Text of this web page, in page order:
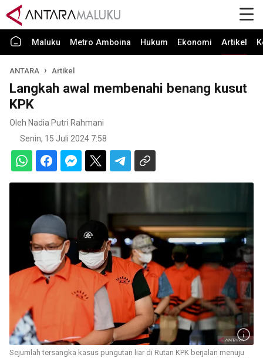
Maluku Metro Amboina Hukum Ekonomi Artikel
ANTARA Artikel
Langkah awal membenahi benang kusut
KPK
Oleh Nadia Putri Rahmani
Senin, 15 Juli 2024 7:58
Sejumlah tersangka kasus pungutan liar di Rutan KPK berjalan menuju